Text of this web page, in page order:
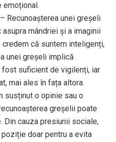
emoțional.
Recunoașterea unei greșeli
mândriei și a imaginii
că suntem inteligenți,
unei greșeli implică
fost suficient de vigilenți, iar
mai ales în fața altora.
susținut o opinie sau o
greșelii poate
Din cauza presiunii sociale,
doar pentru a evita